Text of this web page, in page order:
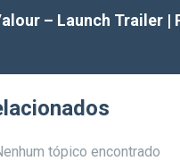
– Launch Trailer |
tópico encontrado